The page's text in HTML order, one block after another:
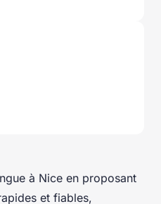
à Nice en proposant
et fiables,